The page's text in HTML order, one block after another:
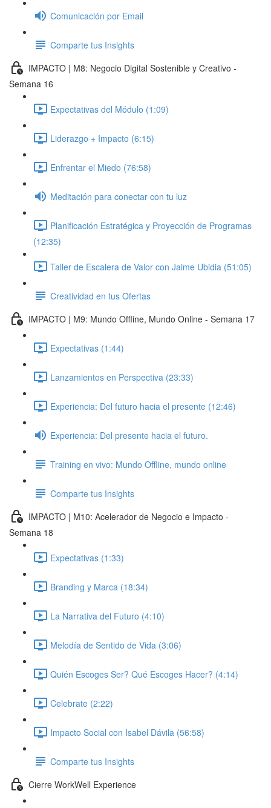
Comunicación por Email
Comparte tus Insights
IMPACTO | M8: Negocio Digital Sostenible y Creativo -
Semana 16
Expectativas del Módulo (1:09)
Liderazgo + Impacto (6:15)
Enfrentar el Miedo (76:58)
Meditación para conectar con tu luz
Planificación Estratégica y Proyección de Programas
(12:35)
Taller de Escalera de Valor con Jaime Ubidia (51:05)
Creatividad en tus Ofertas
IMPACTO | M9: Mundo Offline, Mundo Online - Semana 17
Expectativas (1:44)
Lanzamientos en Perspectiva (23:33)
Experiencia: Del futuro hacia el presente (12:46)
Experiencia: Del presente hacia el futuro.
Training en vivo: Mundo Offline, mundo online
Comparte tus Insights
IMPACTO | M10: Acelerador de Negocio e Impacto -
Semana 18
Expectativas (1:33)
Branding y Marca (18:34)
La Narrativa del Futuro (4:10)
Melodía de Sentido de Vida (3:06)
Quién Escoges Ser? Qué Escoges Hacer? (4:14)
Celebrate (2:22)
Impacto Social con Isabel Dávila (56:58)
Comparte tus Insights
Cierre WorkWell Experience